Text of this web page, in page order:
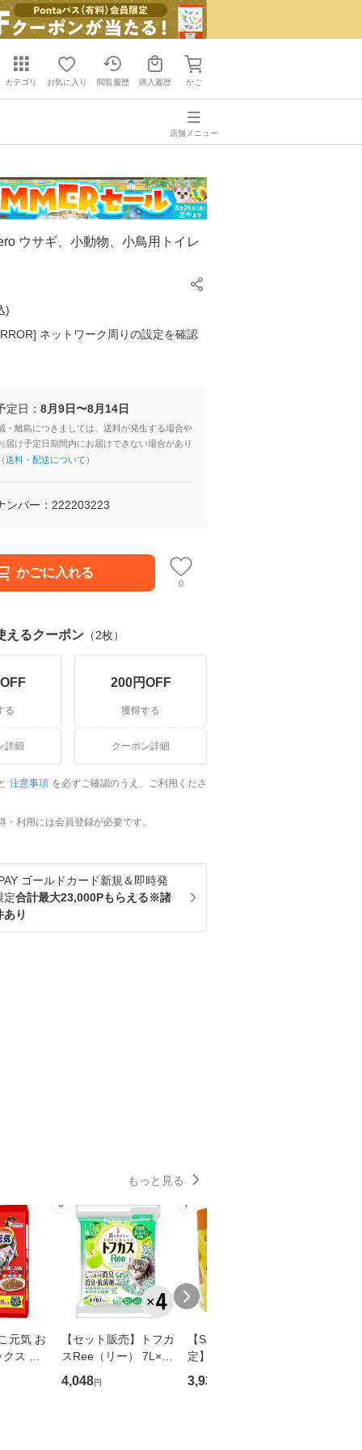
カテゴリ お気に入り 閲覧履歴 購入履歴 かご
店舗メニュー
ウサギ、小動物、小鳥用トイレ
)
ネットワーク周りの設定を確認
定日： 8月9日〜8月14日
・離島につきましては、送料が発生する場合や
届け予定日期間内にお届けできない場合があり
送料・配送について ）
ンバー： 222203223
かごに入れる
0
えるクーポン （2枚）
る
詳細
200円OFF
獲得する
クーポン詳細
注意事項 を必ずご確認のうえ、ご利用くださ
・利用には会員登録が必要です。
ゴールドカード新規＆即時発
定合計最大23,000Pもらえる※諸
あり
もっと見る
元気 お
ス ま
6
【セット販売】トフカ
スRee（リー） 7L×4
コ
4,048円
7
【SALE】【数量限
定】チャオ ちゅ〜る
とりささみセレクショ
ン 14g×100本入り（2
3,930